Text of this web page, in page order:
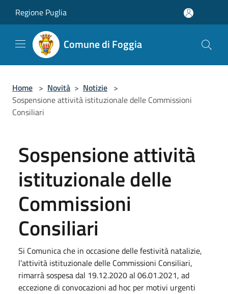
Regione Puglia
Comune di Foggia
Home > Novità > Notizie >
Sospensione attività istituzionale delle Commissioni
Consiliari
Sospensione attività
istituzionale delle
Commissioni
Consiliari
Si Comunica che in occasione delle festività natalizie,
l’attività istituzionale delle Commissioni Consiliari,
rimarrà sospesa dal 19.12.2020 al 06.01.2021, ad
eccezione di convocazioni ad hoc per motivi urgenti